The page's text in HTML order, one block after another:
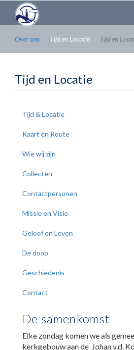
Overslaan
naar
inhoud
gaan
Over ons
Tijd en Locatie Tijd en
Tijd en Locatie
Tijd & Locatie
Kaart en Route
Wie wij zijn
Collecten
Contactpersonen
Missie en Visie
Geloof en Leven
De doop
Geschiedenis
Contact
De samenkomst
Elke zondag komen we als
kerkgebouw aan de Johan v.d.